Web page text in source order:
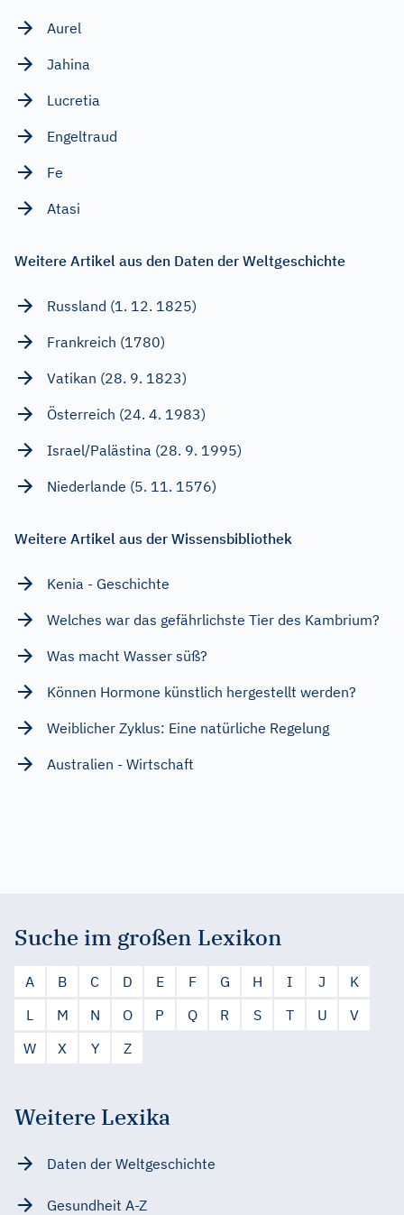
Aurel
Jahina
Lucretia
Engeltraud
Fe
Atasi
Weitere Artikel aus den Daten der Weltgeschichte
Russland (1. 12. 1825)
Frankreich (1780)
Vatikan (28. 9. 1823)
Österreich (24. 4. 1983)
Israel/Palästina (28. 9. 1995)
Niederlande (5. 11. 1576)
Weitere Artikel aus der Wissensbibliothek
Kenia - Geschichte
Welches war das gefährlichste Tier des Kambrium?
Was macht Wasser süß?
Können Hormone künstlich hergestellt werden?
Weiblicher Zyklus: Eine natürliche Regelung
Australien - Wirtschaft
Suche im großen Lexikon
A B C D E F G H I J
K
L
M N O P Q R S T U
V
W
X Y Z
Weitere Lexika
Daten der Weltgeschichte
Gesundheit A-Z